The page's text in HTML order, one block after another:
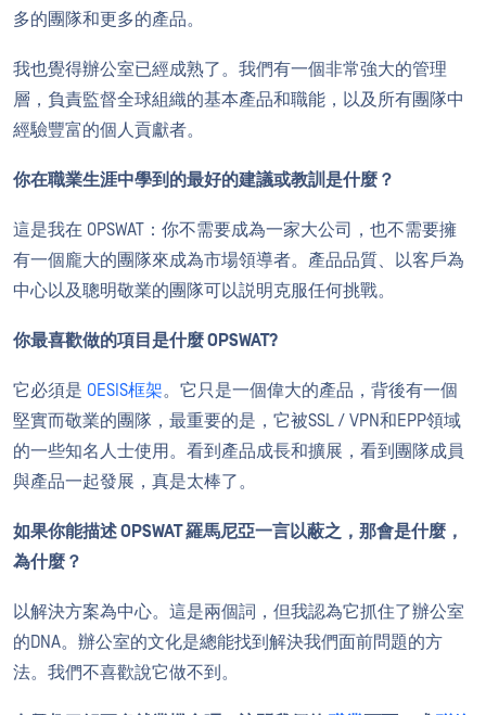
多的團隊和更多的產品。
我也覺得辦公室已經成熟了。我們有一個非常強大的管理
層，負責監督全球組織的基本產品和職能，以及所有團隊中
經驗豐富的個人貢獻者。
你在職業生涯中學到的最好的建議或教訓是什麼？
這是我在 OPSWAT：你不需要成為一家大公司，也不需要擁
有一個龐大的團隊來成為市場領導者。產品品質、以客戶為
中心以及聰明敬業的團隊可以説明克服任何挑戰。
你最喜歡做的項目是什麼 OPSWAT?
它必須是 OESIS框架。它只是一個偉大的產品，背後有一個
堅實而敬業的團隊，最重要的是，它被SSL / VPN和EPP領域
的一些知名人士使用。看到產品成長和擴展，看到團隊成員
與產品一起發展，真是太棒了。
如果你能描述 OPSWAT 羅馬尼亞一言以蔽之，那會是什麼，
為什麼？
以解決方案為中心。這是兩個詞，但我認為它抓住了辦公室
的DNA。辦公室的文化是總能找到解決我們面前問題的方
法。我們不喜歡說它做不到。